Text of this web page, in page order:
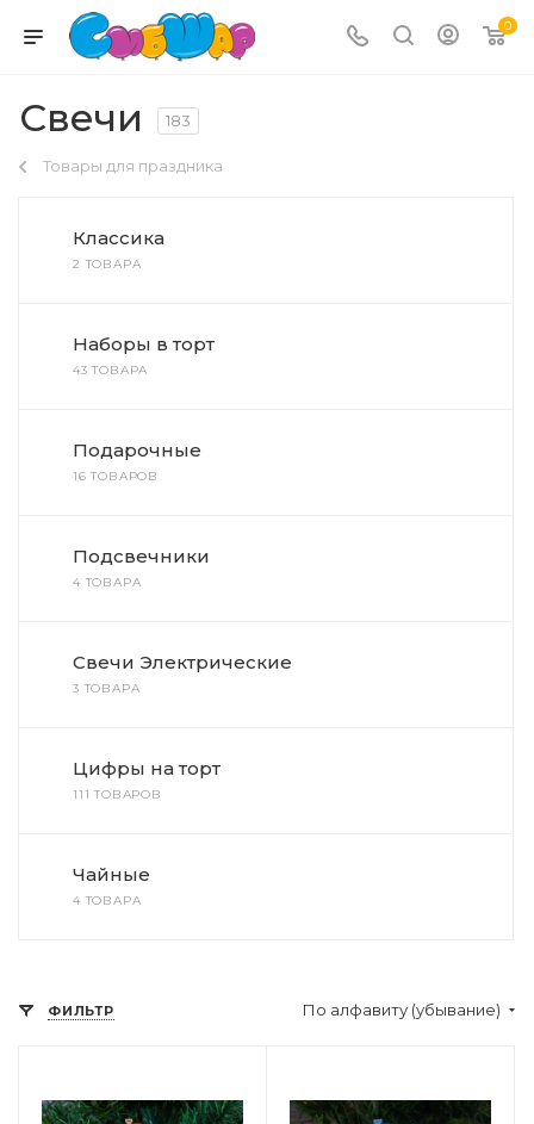
0
Свечи 183
Товары для праздника
Классика
2 ТОВАРА
Наборы в торт
43 ТОВАРА
Подарочные
16 ТОВАРОВ
Подсвечники
4 ТОВАРА
Свечи Электрические
3 ТОВАРА
Цифры на торт
111 ТОВАРОВ
Чайные
4 ТОВАРА
ФИЛЬТР По алфавиту (убывание)